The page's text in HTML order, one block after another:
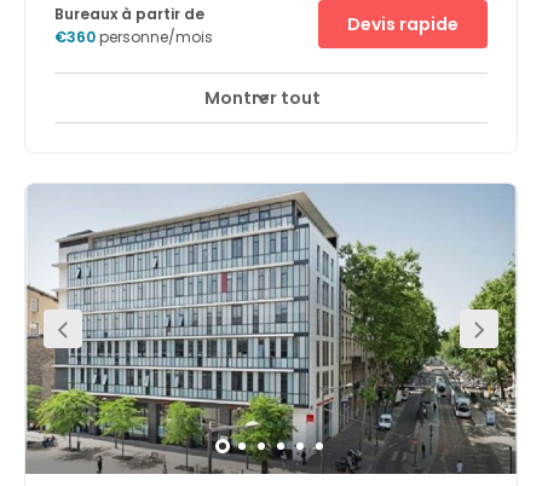
Centre d'accueil de jour Salles de réunion
emplacement idéal pour les travailleurs nomades qui
cherchent un lieu professionnel et très accessible pour
travailler entre 2 trains, implanter une antenne lyonnaise
ou organiser une réunion à la sortie du TGV. Répartis sur
3 étages entièrement rénovés, nos espaces de bureaux,
de coworking et de réunion sont modulables et flexibles
et vous apportent modernité, calme et luminosité.
Chaque étage dispose d’un café central pour vos
moments de pause et de convivialité. Venez visiter et
tester nos espaces pour 1h, 1 journée, 1 mois ou plus et
profitez d’une situation exceptionnelle à moins de 100
mètres de la Gare, au coeur d’un quartier hyper
dynamique
Bureaux à partir de
€360personne/mois
Devis rapide
Montrer tout